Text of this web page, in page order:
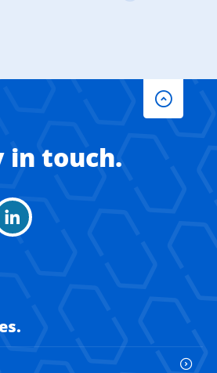
in touch.